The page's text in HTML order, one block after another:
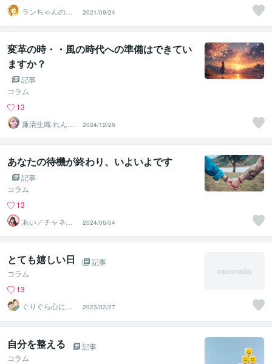
ランちゃんのマ
マ
2021/09/24
変革の時・・風の時代への準備はできてい
ますか？
記事
コラム
13
廉清生織 れんせ
い さき
2024/12/26
あなたの待機が終わり、いよいよです
記事
コラム
13
あい／チャネリ
ングアート✨夏S
ALE
2024/06/04
とても嬉しい日
記事
コラム
13
ぐりぐら心に寄
り添うメンタル
ケアルーム♡
2023/02/27
自分を整える
記事
コラム